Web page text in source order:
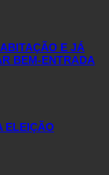
E JÁ
BEM-ENTRADA
ELEIÇÃO